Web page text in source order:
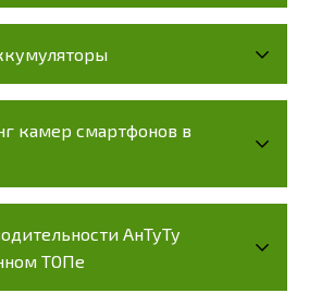
камер смартфонов в
АнТуТу
ТОПе